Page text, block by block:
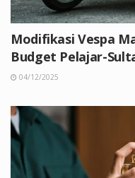
Modifikasi Vespa
Budget Pelajar-
04/12/2025